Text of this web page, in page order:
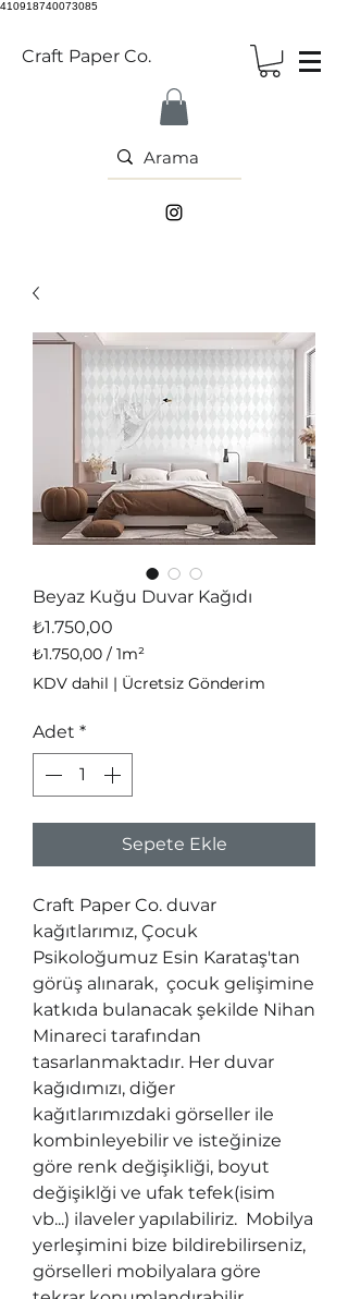
410918740073085
Craft Paper Co.
Beyaz Kuğu Duvar Kağıdı
₺1.750,00
₺1.750,00 / 1m²
1
Metrekare
₺1.750,00
KDV dahil | Ücretsiz Gönderim
Adet *
Sepete Ekle
Craft Paper Co. duvar
kağıtlarımız, Çocuk
Psikoloğumuz Esin Karataş'tan
görüş alınarak,  çocuk gelişimine
katkıda bulanacak şekilde Nihan
Minareci tarafından
tasarlanmaktadır. Her duvar
kağıdımızı, diğer
kağıtlarımızdaki görseller ile
kombinleyebilir ve isteğinize
göre renk değişikliği, boyut
değişiklği ve ufak tefek(isim
vb...) ilaveler yapılabiliriz.  Mobilya
yerleşimini bize bildirebilirseniz,
görselleri mobilyalara göre